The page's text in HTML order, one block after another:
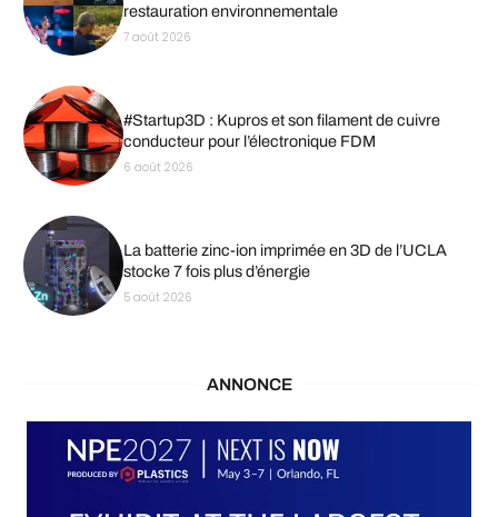
restauration environnementale
7 août 2026
#Startup3D : Kupros et son filament de cuivre
conducteur pour l’électronique FDM
6 août 2026
La batterie zinc-ion imprimée en 3D de l’UCLA
stocke 7 fois plus d’énergie
5 août 2026
ANNONCE